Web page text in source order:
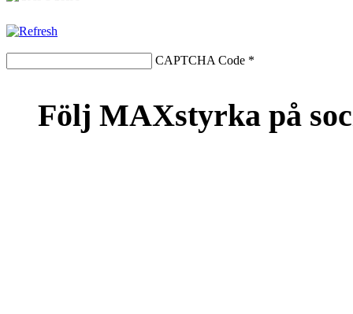
CAPTCHA Code *
Följ MAXstyrka på